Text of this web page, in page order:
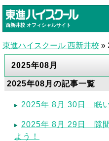
西新井校 オフィシャルサイト
東進ハイスクール 西新井校 »
2025年08月
2025年08月の記事一覧
2025年 8月 30日 眠
2025年 8月 29日 隙
よう！